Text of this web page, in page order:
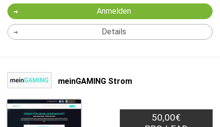
Anmelden
Details
meinGAMING Strom
50,00€